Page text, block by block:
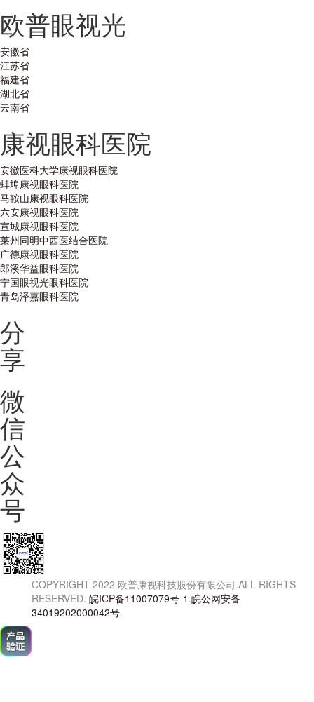
欧普眼视光
安徽省
江苏省
福建省
湖北省
云南省
康视眼科医院
安徽医科大学康视眼科医院
蚌埠康视眼科医院
马鞍山康视眼科医院
六安康视眼科医院
宣城康视眼科医院
莱州同明中西医结合医院
广德康视眼科医院
郎溪华益眼科医院
宁国眼视光眼科医院
青岛泽嘉眼科医院
分
享
微
信
公
众
号
COPYRIGHT 2022 欧普康视科技股份有限公司.ALL RIGHTS
RESERVED. 皖ICP备11007079号-1 .皖公网安备
34019202000042号.